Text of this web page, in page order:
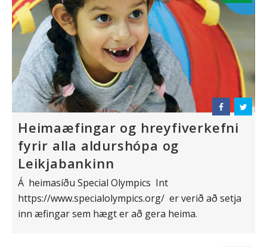
Heimaæfingar og hreyfiverkefni
fyrir alla aldurshópa og
Leikjabankinn
Á heimasíðu Special Olympics Int
https://www.specialolympics.org/ er verið að setja
inn æfingar sem hægt er að gera heima.